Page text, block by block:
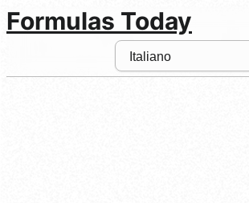
Formulas Today